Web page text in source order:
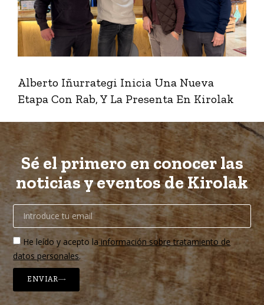
Alberto Iñurrategi Inicia Una Nueva
Etapa Con Rab, Y La Presenta En Kirolak
Sé el primero en conocer las
noticias y eventos de Kirolak
He leído y acepto lainformación sobre tratamiento de
datos personales.
ENVIAR